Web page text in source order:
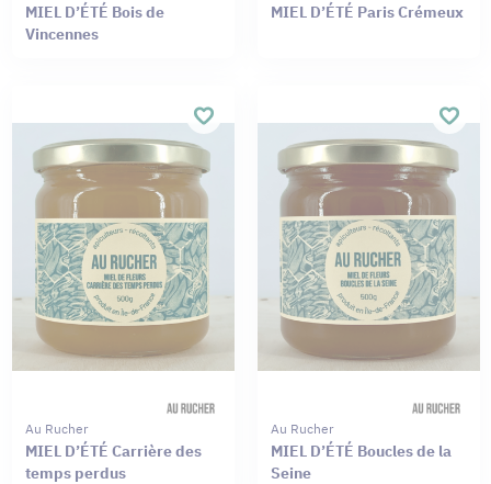
MIEL D’ÉTÉ Bois de
Vincennes
MIEL D’ÉTÉ Paris Crémeux
Au Rucher
MIEL D’ÉTÉ Carrière des
temps perdus
Au Rucher
MIEL D’ÉTÉ Boucles de la
Seine